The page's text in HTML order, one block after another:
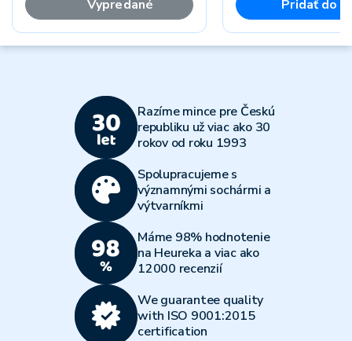
Vypredané Pridať do
Razíme mince pre Českú
republiku už viac ako 30
rokov od roku 1993
Spolupracujeme s
významnými sochármi a
výtvarníkmi
Máme 98% hodnotenie
na Heureka a viac ako
12000 recenzií
We guarantee quality
with ISO 9001:2015
certification